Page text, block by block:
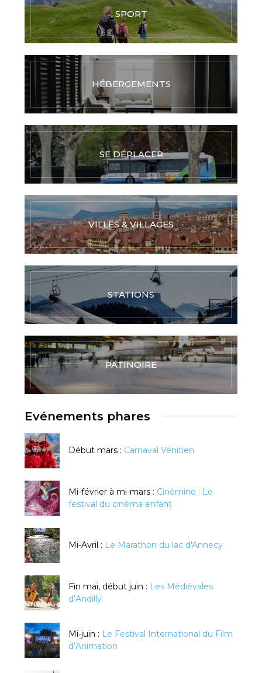
SPORT
HÉBERGEMENTS
SE DÉPLACER
VILLES & VILLAGES
STATIONS
PATINOIRE
Evénements phares
Début mars : Carnaval Vénitien
Mi-février à mi-mars : Cinémino : Le
festival du cinéma enfant
Mi-Avril : Le Marathon du lac d'Annecy
Fin mai, début juin : Les Médiévales
d’Andilly
Mi-juin : Le Festival International du Film
d’Animation